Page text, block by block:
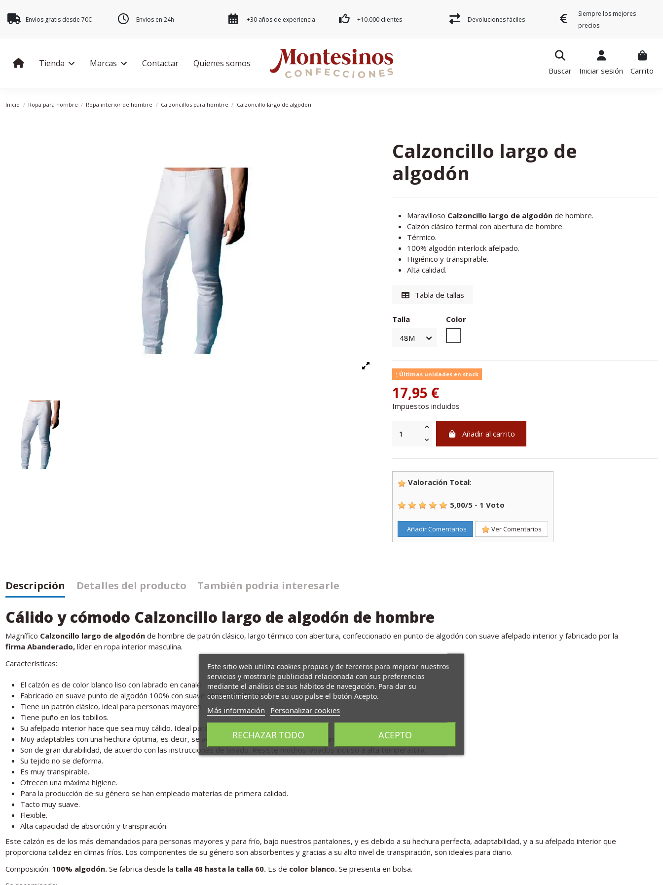
Envíos gratis desde 70€ Envios en 24h +30 años de experiencia +10.000 clientes Devoluciones fáciles
Siempre los mejores
precios
Tienda Marcas Contactar Quienes somos
Buscar Iniciar sesión Carrito
Inicio Ropa para hombre Ropa interior de hombre Calzoncillos para hombre Calzoncillo largo de algodón
Calzoncillo largo de
algodón
Maravilloso Calzoncillo largo de algodónde hombre.
Calzón clásico termal con abertura de hombre.
Térmico.
100% algodón interlock afelpado.
Higiénico y transpirable.
Alta calidad.
Tabla de tallas
Talla
Color
Últimas unidades en stock
17,95 €
Impuestos incluidos
Añadir al carrito
Valoración Total:
5,00/5 - 1 Voto
Añadir Comentarios Ver Comentarios
Descripción Detalles del producto También podría interesarle
Cálido y cómodo Calzoncillo largo de algodón de hombre
Magnífico Calzoncillo largo de algodón de hombre de patrón clásico, largo térmico con abertura, confeccionado en punto de algodón con suave afelpado interior y fabricado por la
firma Abanderado,líder en ropa interior masculina.
Características:
El calzón es de color blanco liso con labrado en canalé.
Fabricado en suave punto de algodón 100% con suave afelpado interior.
Tiene un patrón clásico, ideal para personas mayores.
Tiene puño en los tobillos.
Su afelpado interior hace que sea muy cálido. Ideal para frío.
Muy adaptables con una hechura óptima, es decir, se adaptan y garantizan libertad de movimiento.
Son de gran durabilidad, de acuerdo con las instrucciones de lavado. Resiste muchos lavados incluso a alta temperatura.
Su tejido no se deforma.
Es muy transpirable.
Ofrecen una máxima higiene.
Para la producción de su género se han empleado materias de primera calidad.
Tacto muy suave.
Flexible.
Alta capacidad de absorción y transpiración.
Este calzón es de los más demandados para personas mayores y para frío, bajo nuestros pantalones, y es debido a su hechura perfecta, adaptabilidad, y a su afelpado interior que
proporciona calidez en climas fríos. Los componentes de su género son absorbentes y gracias a su alto nivel de transpiración, son ideales para diario.
Composición: 100% algodón. Se fabrica desde la talla 48 hasta la talla 60. Es de color blanco. Se presenta en bolsa.
Este sitio web utiliza cookies propias y de terceros para mejorar nuestros
servicios y mostrarle publicidad relacionada con sus preferencias
mediante el análisis de sus hábitos de navegación. Para dar su
consentimiento sobre su uso pulse el botón Acepto.
Más información Personalizar cookies
RECHAZAR TODO ACEPTO